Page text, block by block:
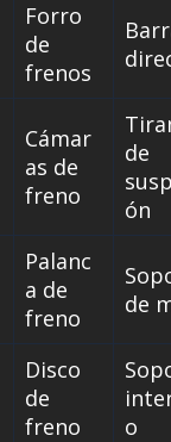
Forro
de
frenos
Cámar
as de
freno
de
ón
Palanc
a de
freno
de
Disco
de
freno
o